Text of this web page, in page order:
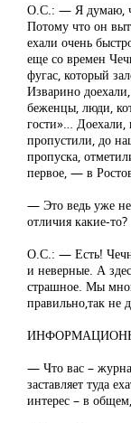
О.С.: — Я думаю,
Потому что он
ехали очень
еще со времен
фугас, который
Изварино
беженцы, люди,
гости»… Доехали,
пропустили, до
пропуска,
первое, — в
— Это ведь уже не
отличия какие-то?
О.С.: — Есть!
и неверные. А
страшное. Мы
правильно,так не
— Что вас –
заставляет туда
интерес – в